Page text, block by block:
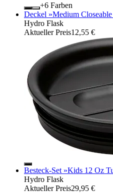
+
Farben
Deckel »Medium
Hydro Flask
Aktueller Preis12,55 €
Besteck-Set »Kids 12 Oz
Hydro Flask
Aktueller Preis29,95 €